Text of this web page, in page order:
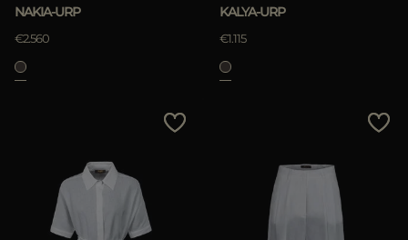
APPLIQUER
NAKIA-URP
€2.560
KALYA-URP
€1.115